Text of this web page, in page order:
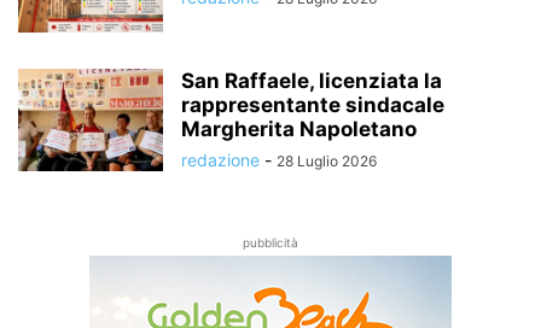
San Raffaele, licenziata la
rappresentante sindacale
Margherita Napoletano
redazione - 28 Luglio 2026
pubblicità